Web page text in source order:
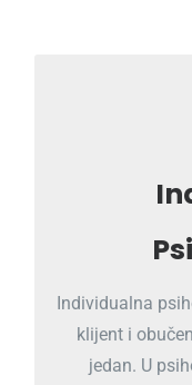
Individualna
klijent i
jedan. U
Razmislite